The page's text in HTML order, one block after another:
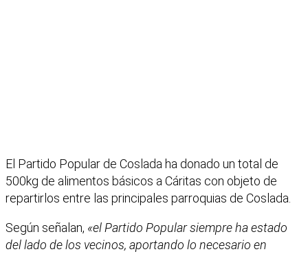
El Partido Popular de Coslada ha donado un total de
500kg de alimentos básicos a Cáritas con objeto de
repartirlos entre las principales parroquias de Coslada.
Según señalan, «el Partido Popular siempre ha estado
del lado de los vecinos, aportando lo necesario en